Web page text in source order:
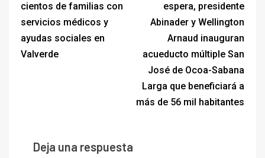
cientos de familias con
servicios médicos y
ayudas sociales en
Valverde
espera, presidente
Abinader y Wellington
Arnaud inauguran
acueducto múltiple San
José de Ocoa-Sabana
Larga que beneficiará a
más de 56 mil habitantes
Deja una respuesta